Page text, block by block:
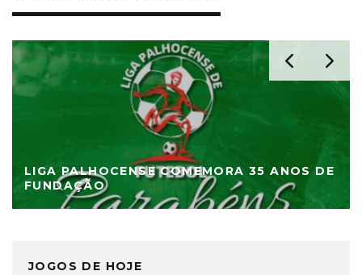
LIGA PALHOCENSE COMEMORA 35 ANOS DE
FUNDAÇÃO
JOGOS DE HOJE